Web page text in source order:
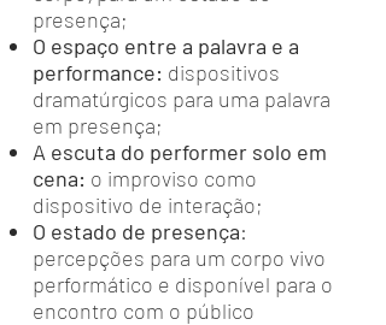
presença;
O espaço entre a palavra e a
performance: dispositivos
dramatúrgicos para uma palavra
em presença;
A escuta do performer solo em
cena: o improviso como
dispositivo de interação;
O estado de presença:
percepções para um corpo vivo
performático e disponível para o
encontro com o público